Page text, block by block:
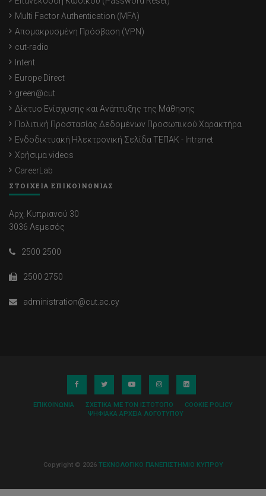
Multi Factor Authentication (MFA)
Απομακρυσμένη Πρόσβαση (VPN)
cut-radio
Intent
Europe Direct
green@cut
Δίκτυο Ενίσχυσης και Ανάπτυξης της Μάθησης
Πολιτική Προστασίας Δεδομένων Προσωπικού Χαρακτήρα
Ενδοδικτυακή Ηλεκτρονική Σελίδα ΤΕΠΑΚ - Intranet
Χρήσιμα videos
CareerLab
ΣΤΟΙΧΕΙΑ ΕΠΙΚΟΙΝΩΝΙΑΣ
Αρχ. Κυπριανού 30
3036 Λεμεσός
2500 2500
2500 2750
administration@cut.ac.cy
ΕΠΙΚΟΙΝΩΝΊΑ ΣΧΕΤΙΚΆ ΜΕ ΤΟΝ ΙΣΤΌΤΟΠΟ
COOKIE POLICY
ΨΗΦΙΑΚΆ ΑΡΧΕΊΑ ΛΟΓΌΤΥΠΟΥ
Copyright © 2026 ΤΕΧΝΟΛΟΓΙΚΟ ΠΑΝΕΠΙΣΤΗΜΙΟ ΚΥΠΡΟΥ